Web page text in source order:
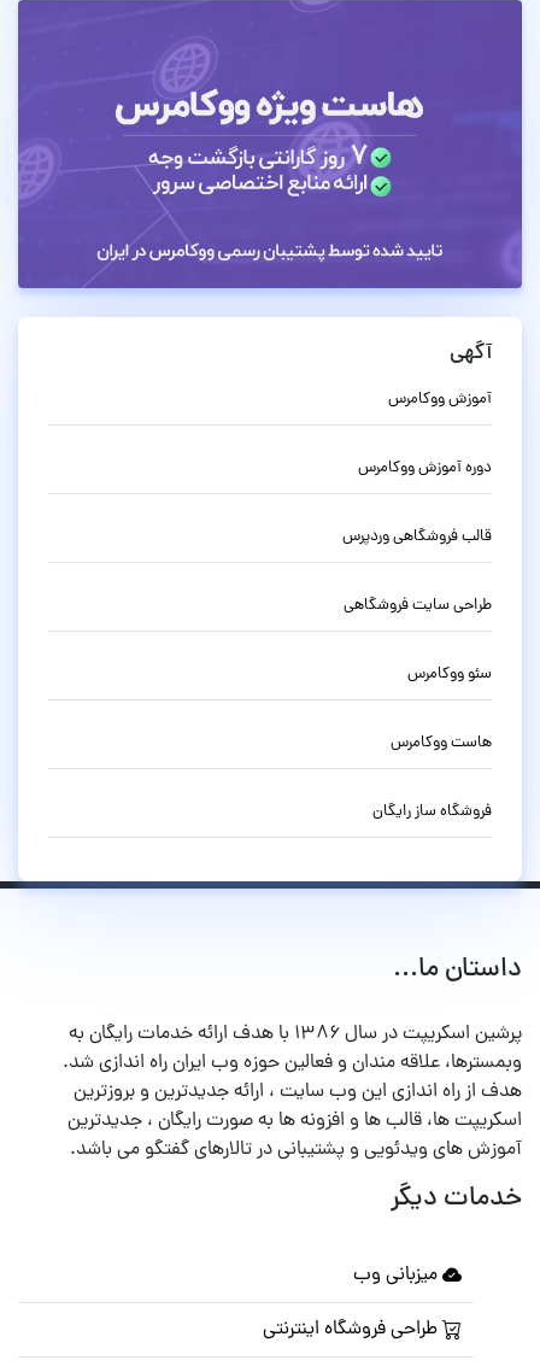
آگهی
آموزش ووکامرس
دوره آموزش ووکامرس
قالب فروشگاهی وردپرس
طراحی سایت فروشگاهی
سئو ووکامرس
هاست ووکامرس
فروشگاه ساز رایگان
داستان ما...
پرشین اسکریپت در سال ۱۳۸۶ با هدف ارائه خدمات رایگان به
وبمسترها، علاقه مندان و فعالین حوزه وب ایران راه اندازی شد.
هدف از راه اندازی این وب سایت ، ارائه جدیدترین و بروزترین
اسکریپت ها، قالب ها و افزونه ها به صورت رایگان ، جدیدترین
آموزش های ویدئویی و پشتیبانی در تالارهای گفتگو می باشد.
خدمات دیگر
میزبانی وب
طراحی فروشگاه اینترنتی